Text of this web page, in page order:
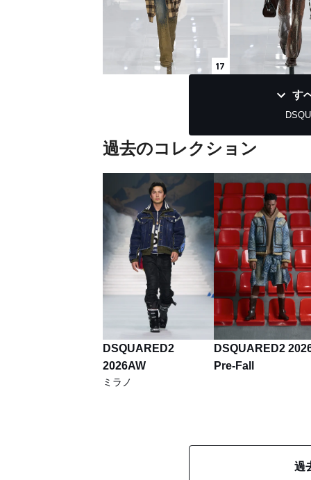
17
す
過去のコレクション
DSQUARED2
2026AW
ミラノ
DSQUARED2
Pre-Fall
過